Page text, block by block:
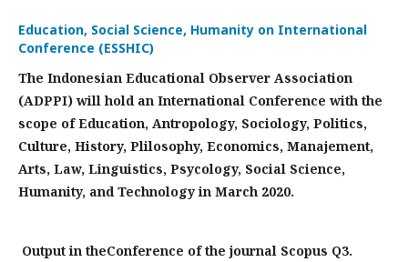
Education, Social Science, Humanity on International
Conference (ESSHIC)
The Indonesian Educational Observer Association
(ADPPI) will hold an International Conference with the
scope of Education, Antropology, Sociology, Politics,
Culture, History, Plilosophy, Economics, Manajement,
Arts, Law, Linguistics, Psycology, Social Science,
Humanity, and Technology in March 2020.
Output in theConference of the journal Scopus Q3.